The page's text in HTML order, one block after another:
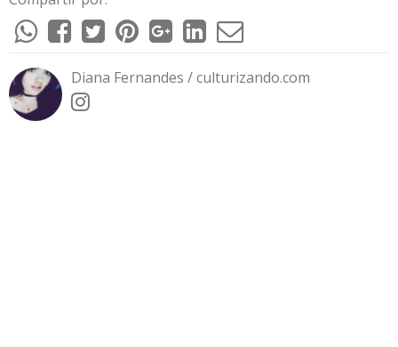
Diana Fernandes / culturizando.com